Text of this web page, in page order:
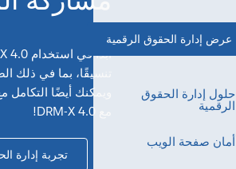
عرض إدارة الحقوق الرقمية
حلول إدارة الحقوق
الرقمية
أمان صفحة الويب
ويمكنك أيضًا
تجربة إدارة